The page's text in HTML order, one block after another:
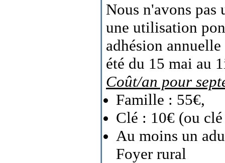
Nous n'avons
une utilisation
adhésion
été du 15 mai au
Coût/an pour
Famille : 55€,
Clé : 10€ (ou clé
Au moins un
Foyer rural